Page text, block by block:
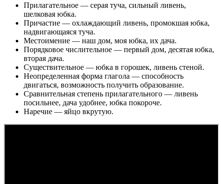
Прилагательное — серая туча, сильный ливень,
шелковая юбка.
Причастие — охлаждающий ливень, промокшая юбка,
надвигающаяся туча.
Местоимение — наш дом, моя юбка, их дача.
Порядковое числительное — первый дом, десятая юбка,
вторая дача.
Существительное — юбка в горошек, ливень стеной.
Неопределенная форма глагола — способность
двигаться, возможность получить образование.
Сравнительная степень прилагательного — ливень
посильнее, дача удобнее, юбка покороче.
Наречие — яйцо вкрутую.